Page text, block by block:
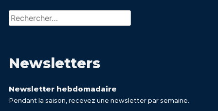
Rechercher :
Newsletters
Newsletter hebdomadaire
Pendant la saison, recevez une newsletter par semaine.